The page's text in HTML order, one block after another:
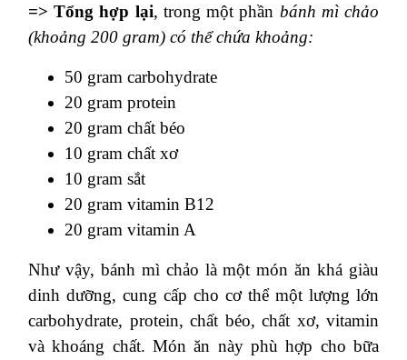
=> Tổng hợp lại, trong một phần bánh mì chảo
(khoảng 200 gram) có thể chứa khoảng:
50 gram carbohydrate
20 gram protein
20 gram chất béo
10 gram chất xơ
10 gram sắt
20 gram vitamin B12
20 gram vitamin A
Như vậy, bánh mì chảo là một món ăn khá giàu
dinh dưỡng, cung cấp cho cơ thể một lượng lớn
carbohydrate, protein, chất béo, chất xơ, vitamin
và khoáng chất. Món ăn này phù hợp cho bữa